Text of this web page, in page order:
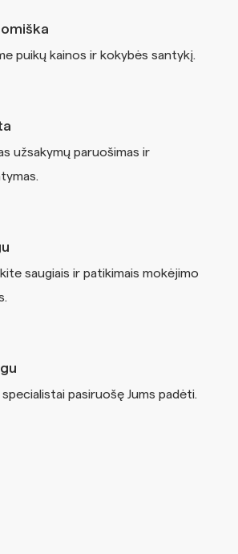
puikų kainos ir kokybės santykį.
užsakymų paruošimas ir
saugiais ir patikimais mokėjimo
specialistai pasiruošę Jums padėti.